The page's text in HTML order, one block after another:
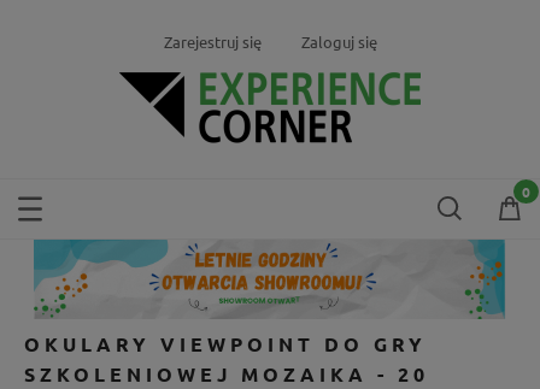
Zarejestruj się Zaloguj się
OKULARY VIEWPOINT DO GRY
SZKOLENIOWEJ MOZAIKA - 20